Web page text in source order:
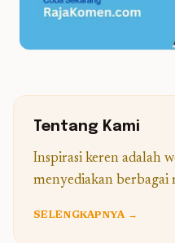
Tentang Kami
Inspirasi keren adalah
menyediakan berbagai
SELENGKAPNYA →